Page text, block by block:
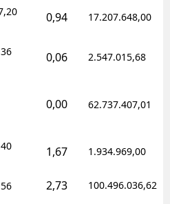
0,94 17.207.648,00
0,06 2.547.015,68
0,00 62.737.407,01
1,67 1.934.969,00
2,73 100.496.036,62